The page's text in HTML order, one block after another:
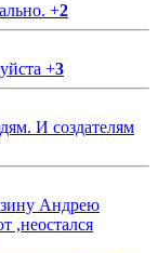
+2
+3
И создателям
Андрею
,неостался